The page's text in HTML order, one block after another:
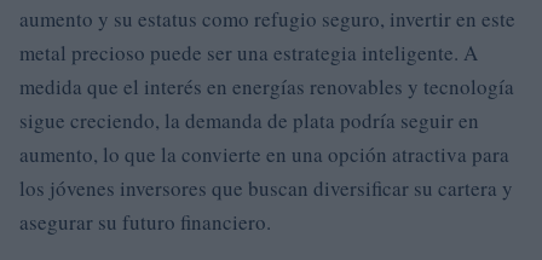
aumento y su estatus como refugio seguro, invertir en este
metal precioso puede ser una estrategia inteligente. A
medida que el interés en energías renovables y tecnología
sigue creciendo, la demanda de plata podría seguir en
aumento, lo que la convierte en una opción atractiva para
los jóvenes inversores que buscan diversificar su cartera y
asegurar su futuro financiero.